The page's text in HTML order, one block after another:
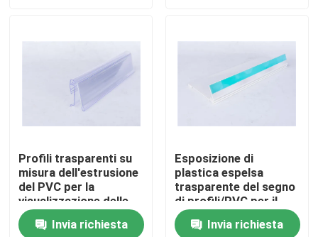
Su di noi
Controllo della qualità
Contattaci
Profili trasparenti su
misura dell'estrusione
del PVC per la
visualizzazione delle
informazioni
Invia richiesta
Esposizione di
plastica espelsa
trasparente del segno
di profili/PVC per il
supermercato
Invia richiesta